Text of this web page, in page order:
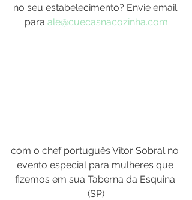
no seu estabelecimento? Envie email
para ale@cuecasnacozinha.com
com o chef português Vitor Sobral no
evento especial para mulheres que
fizemos em sua Taberna da Esquina
(SP)